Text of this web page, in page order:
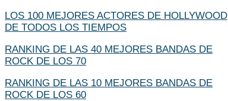
LOS 100 MEJORES ACTORES DE HOLLYWOOD
DE TODOS LOS TIEMPOS
RANKING DE LAS 40 MEJORES BANDAS DE
ROCK DE LOS 70
RANKING DE LAS 10 MEJORES BANDAS DE
ROCK DE LOS 60